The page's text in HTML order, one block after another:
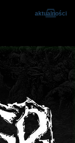
aktualności